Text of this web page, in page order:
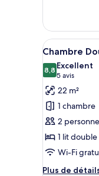
le
type
de
chambre
Chambre
Quadruple
Afficher
toutes
les
photos
pour
ce
type
de
chambre :
Chambre
28
Chambre
8,88,8 sur 10
Excellent
5 avis
(5 avis)
22 m²
1 chambre
2
1 lit double
Wi-Fi
Plus de
Plus